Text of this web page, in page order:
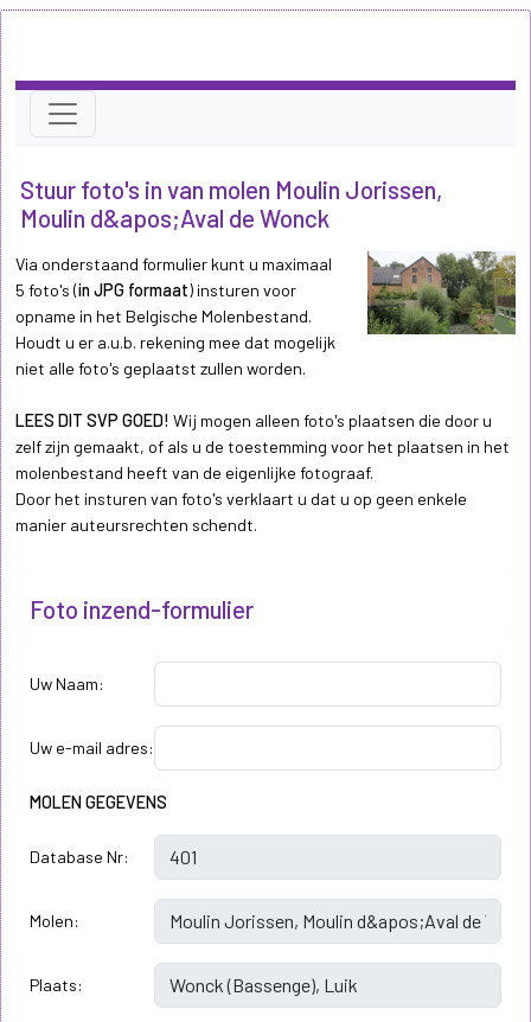
Stuur foto's in van molen Moulin Jorissen,
Moulin d&apos;Aval de Wonck
Via onderstaand formulier kunt u maximaal
5 foto's (in JPG formaat) insturen voor
opname in het Belgische Molenbestand.
Houdt u er a.u.b. rekening mee dat mogelijk
niet alle foto's geplaatst zullen worden.
LEES DIT SVP GOED! Wij mogen alleen foto's plaatsen die door u
zelf zijn gemaakt, of als u de toestemming voor het plaatsen in het
molenbestand heeft van de eigenlijke fotograaf.
Door het insturen van foto's verklaart u dat u op geen enkele
manier auteursrechten schendt.
Foto inzend-formulier
Uw Naam:
Uw e-mail adres:
MOLEN GEGEVENS
Database Nr:
Molen:
Plaats: